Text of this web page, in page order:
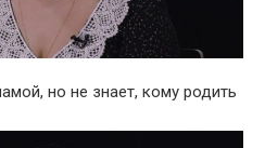
но не знает, кому родить